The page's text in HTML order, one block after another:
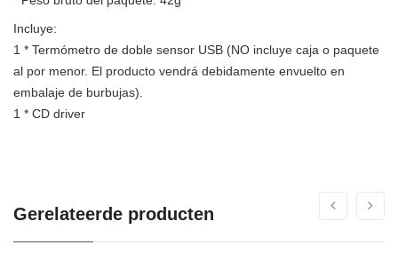
Incluye:
1 * Termómetro de doble sensor USB (NO incluye caja o paquete
al por menor. El producto vendrá debidamente envuelto en
embalaje de burbujas).
1 * CD driver
Gerelateerde producten